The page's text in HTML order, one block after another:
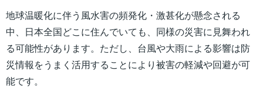
地球温暖化に伴う風水害の頻発化・激甚化が懸念される
中、日本全国どこに住んでいても、同様の災害に見舞われ
る可能性があります。ただし、台風や大雨による影響は防
災情報をうまく活用することにより被害の軽減や回避が可
能です。